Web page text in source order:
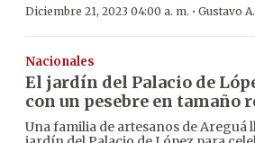
Diciembre 21, 2023 04:00 a. m. · Gustavo
Nacionales
El jardín del Palacio de
con un pesebre en tamaño
Una familia de artesanos de Areguá